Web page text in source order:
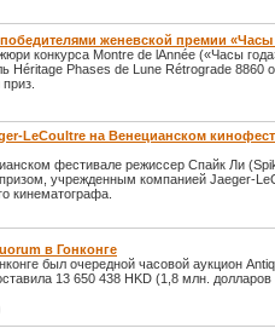
женевской премии «Часы
конкурса Montre de lAnnée («Часы
Héritage Phases de Lune Rétrograde 8860
LeCoultre на Венецианском
фестивале режиссер Спайк Ли
учрежденным компанией Jaeger-
кинематографа.
в Гонконге
был очередной часовой аукцион
13 650 438 HKD (1,8 млн.